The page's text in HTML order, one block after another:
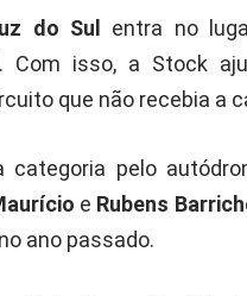
do Sul entra no
. Com isso, a Stock
que não recebia a
categoria pelo
e Rubens
ano passado.